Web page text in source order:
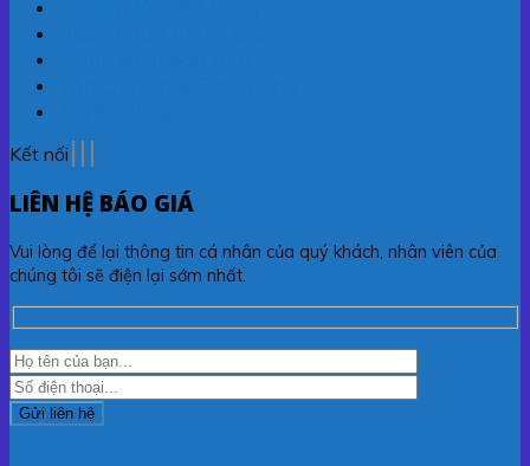
Kết nối
LIÊN HỆ BÁO GIÁ
Vui lòng để lại thông tin cá nhân của quý khách, nhân viên của
chúng tôi sẽ điện lại sớm nhất.